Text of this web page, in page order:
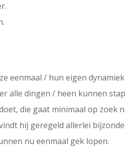
eenmaal / hun eigen
alle dingen / heen kunnen
die gaat minimaal op zoek
hij geregeld allerlei
nu eenmaal gek lopen.